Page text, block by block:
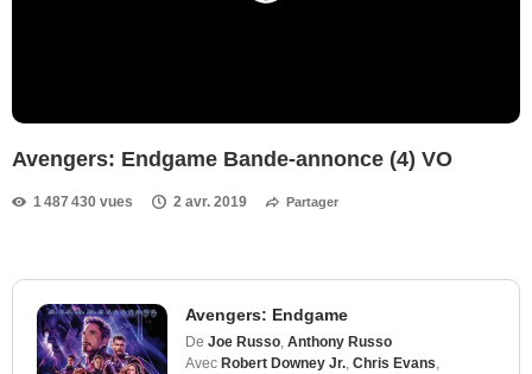
Avengers: Endgame Bande-annonce (4) VO
1 487 430 vues 2 avr. 2019 Partager
Avengers: Endgame
De Joe Russo Anthony Russo
Avec Robert Downey Jr. Chris Evans